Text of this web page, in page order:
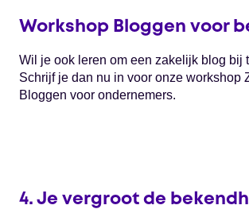
Workshop Bloggen voor
Wil je ook leren om een zakelijk blog bij
Schrijf je dan nu in voor onze workshop
Bloggen voor ondernemers.
4. Je vergroot de